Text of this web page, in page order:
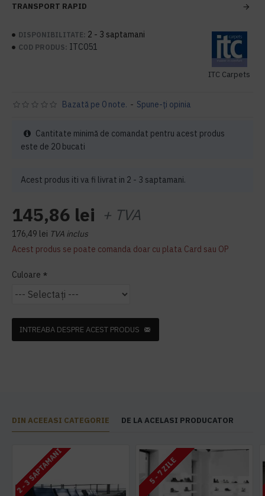
TRANSPORT RAPID
DISPONIBILITATE: 2 - 3 saptamani
COD PRODUS: ITC051
ITC Carpets
Acest produs iti va fi livrat in 2 - 3 saptamani.
Bazată pe 0 note. - Spune-ţi opinia
145,86 lei + TVA
176,49 lei TVA inclus
Acest produs se poate comanda doar cu plata Card sau OP
Culoare
Cantitate minimă de comandat pentru acest produs
este de 20 bucati
INTREABA DESPRE ACEST PRODUS
DIN ACEEASI CATEGORIE DE LA ACELASI PRODUCATOR
2 - 3 SAPTAMANI 5 - 7 ZILE